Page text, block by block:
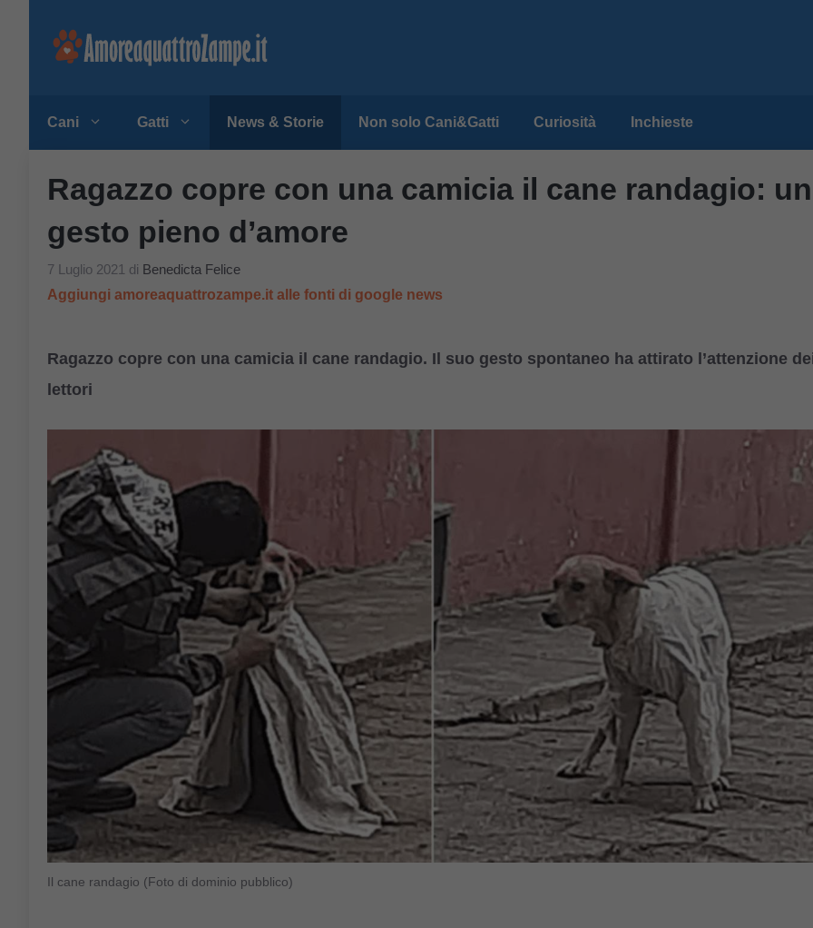
Cani Gatti News & Storie Non solo Cani&Gatti Curiosità Inchieste
Ragazzo copre con una camicia il cane randagio: un
gesto pieno d’amore
7 Luglio 2021 di Benedicta Felice
Aggiungi amoreaquattrozampe.it alle fonti di google news
Ragazzo copre con una camicia il cane randagio. Il suo gesto spontaneo ha attirato l’attenzione
lettori
Il cane randagio (Foto di dominio pubblico)